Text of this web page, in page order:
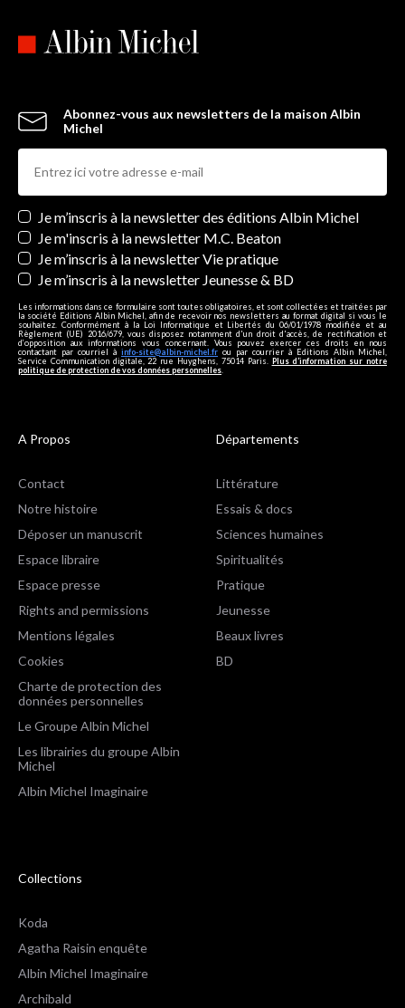
Abonnez-vous aux newsletters de la maison Albin
Michel
Newsletters
Je m’inscris à la newsletter des éditions Albin Michel
Je m'inscris à la newsletter M.C. Beaton
Je m’inscris à la newsletter Vie pratique
Je m’inscris à la newsletter Jeunesse & BD
Les informations dans ce formulaire sont toutes obligatoires, et sont collectées et traitées par
la société Editions Albin Michel, afin de recevoir nos newsletters au format digital si vous le
souhaitez. Conformément à la Loi Informatique et Libertés du 06/01/1978 modifiée et au
Règlement (UE) 2016/679, vous disposez notamment d'un droit d'accès, de rectification et
d’opposition aux informations vous concernant. Vous pouvez exercer ces droits en nous
contactant par courriel à info-site@albin-michel.fr ou par courrier à Editions Albin Michel,
Service Communication digitale, 22 rue Huyghens, 75014 Paris. Plus d’information sur notre
politique de protection de vos données personnelles
A Propos
Contact
Notre histoire
Déposer un manuscrit
Espace libraire
Espace presse
Rights and permissions
Mentions légales
Cookies
Charte de protection des
données personnelles
Le Groupe Albin Michel
Les librairies du groupe Albin
Michel
Albin Michel Imaginaire
Départements
Littérature
Essais & docs
Sciences humaines
Spiritualités
Pratique
Jeunesse
Beaux livres
BD
Collections
Koda
Agatha Raisin enquête
Albin Michel Imaginaire
Archibald